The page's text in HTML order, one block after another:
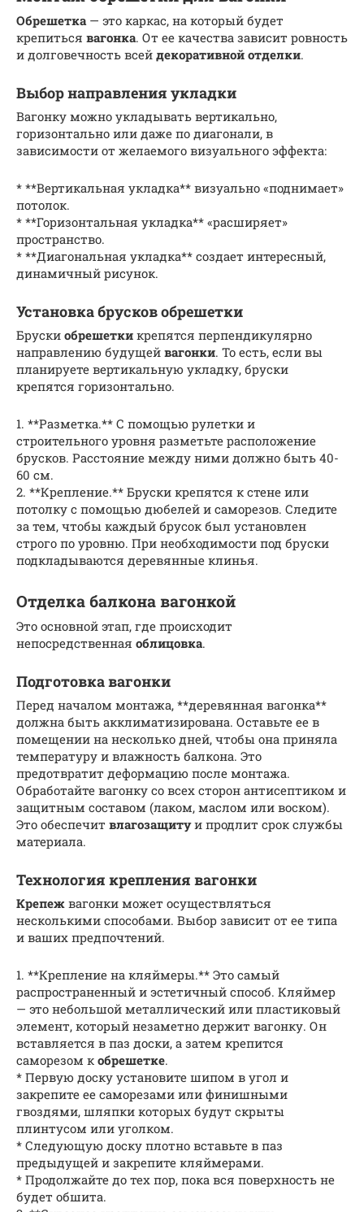
Обрешетка— это каркас, на который будет
крепиться вагонка. От ее качества зависит ровность
и долговечность всей декоративной отделки.
Выбор направления укладки
Вагонку можно укладывать вертикально,
горизонтально или даже по диагонали, в
зависимости от желаемого визуального эффекта:
* **Вертикальная укладка** визуально «поднимает»
потолок.
* **Горизонтальная укладка** «расширяет»
пространство.
* **Диагональная укладка** создает интересный,
динамичный рисунок.
Установка брусков обрешетки
Бруски обрешетки крепятся перпендикулярно
направлению будущей вагонки. То есть, если вы
планируете вертикальную укладку, бруски
крепятся горизонтально.
1. **Разметка.** С помощью рулетки и
строительного уровня разметьте расположение
брусков. Расстояние между ними должно быть 40-
60 см.
2. **Крепление.** Бруски крепятся к стене или
потолку с помощью дюбелей и саморезов. Следите
за тем, чтобы каждый брусок был установлен
строго по уровню. При необходимости под бруски
подкладываются деревянные клинья.
Отделка балкона вагонкой
Это основной этап, где происходит
непосредственная облицовка.
Подготовка вагонки
Перед началом монтажа, **деревянная вагонка**
должна быть акклиматизирована. Оставьте ее в
помещении на несколько дней, чтобы она приняла
температуру и влажность балкона. Это
предотвратит деформацию после монтажа.
Обработайте вагонку со всех сторон антисептиком и
защитным составом (лаком, маслом или воском).
Это обеспечит влагозащитуи продлит срок службы
материала.
Технология крепления вагонки
Крепеж вагонки может осуществляться
несколькими способами. Выбор зависит от ее типа
и ваших предпочтений.
1. **Крепление на кляймеры.** Это самый
распространенный и эстетичный способ. Кляймер
— это небольшой металлический или пластиковый
элемент, который незаметно держит вагонку. Он
вставляется в паз доски, а затем крепится
саморезом к обрешетке.
* Первую доску установите шипом в угол и
закрепите ее саморезами или финишными
гвоздями, шляпки которых будут скрыты
плинтусом или уголком.
* Следующую доску плотно вставьте в паз
предыдущей и закрепите кляймерами.
* Продолжайте до тех пор, пока вся поверхность не
будет обшита.